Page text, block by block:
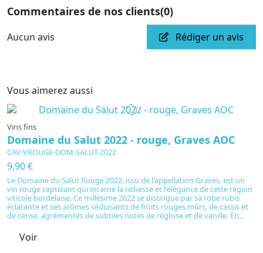
Commentaires de nos clients(0)
Aucun avis Rédiger un avis
Vous aimerez aussi
En cours de production
Vins fins
Domaine du Salut 2022 - rouge, Graves AOC
CAV-VROUGE-DOM-SALUT-2022
9,90 €
Le Domaine du Salut Rouge 2022, issu de l'appellation Graves, est un
vin rouge captivant qui incarne la richesse et l'élégance de cette région
viticole bordelaise. Ce millésime 2022 se distingue par sa robe rubis
éclatante et ses arômes séduisants de fruits rouges mûrs, de cassis et
de cerise, agrémentés de subtiles notes de réglisse et de vanille. En...
Voir